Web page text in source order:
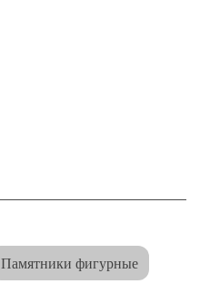
Памятники фигурные